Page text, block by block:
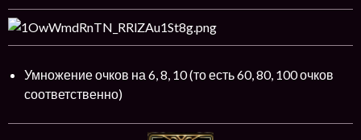
Умножение очков на 6, 8, 10 (то есть 60, 80, 100 очков
соответственно)